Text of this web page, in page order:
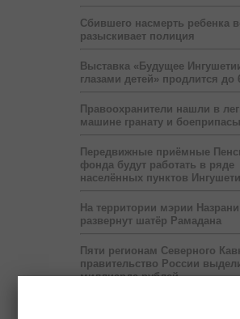
Сбившего насмерть ребенка
разыскивает полиция
Выставка «Будущее
глазами детей» продлится до
Правоохранители нашли в
машине гранату и боеприпасы
Передвижные приёмные
фонда будут работать в ряде
населённых пунктов
На территории мэрии Назрани
развернут шатёр Рамадана
Пяти регионам Северного
правительство России
миллиарда рублей